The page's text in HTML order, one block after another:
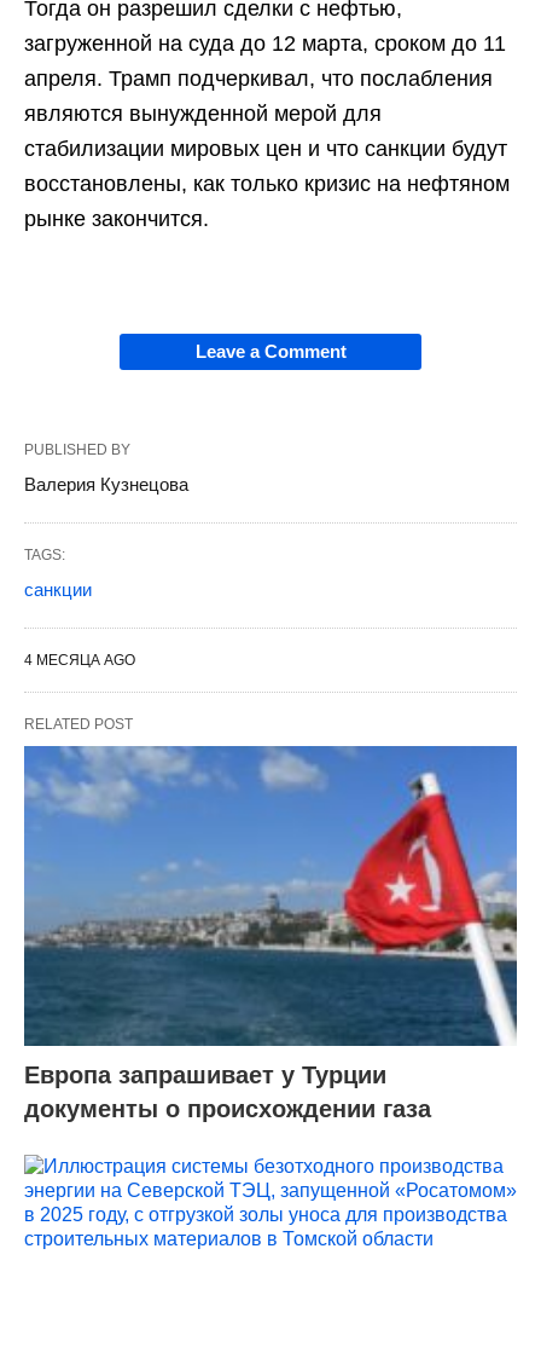
Тогда он разрешил сделки с нефтью,
загруженной на суда до 12 марта, сроком до 11
апреля. Трамп подчеркивал, что послабления
являются вынужденной мерой для
стабилизации мировых цен и что санкции будут
восстановлены, как только кризис на нефтяном
рынке закончится.
Leave a Comment
PUBLISHED BY
Валерия Кузнецова
TAGS:
санкции
4 МЕСЯЦА AGO
RELATED POST
Европа запрашивает у Турции
документы о происхождении газа